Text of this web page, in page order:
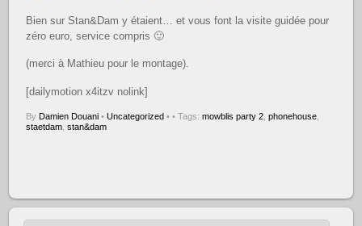
Bien sur Stan&Dam y étaient… et vous font la visite guidée pour
zéro euro, service compris 🙂
(merci à Mathieu pour le montage).
[dailymotion x4itzv nolink]
By Damien Douani • Uncategorized • • Tags:mowblis party 2,phonehouse,
staetdam,stan&dam